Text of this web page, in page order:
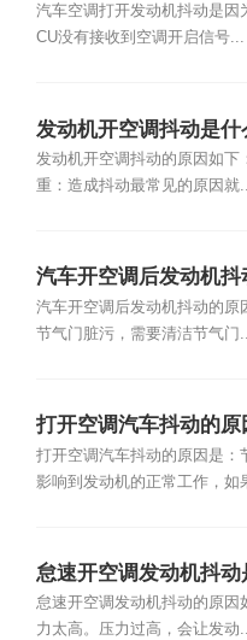
么？
汽车空调打开发动机抖动是因
CU没有接收到空调开启信号...
发动机开空调抖动是什
发动机开空调抖动的原因如下
重：造成抖动最常见的原因就
汽车开空调后发动机抖
因？
汽车开空调后发动机抖动的原
节气门脏污，需要清洁节气门...
打开空调汽车抖动的原
打开空调汽车抖动的原因是：
影响到发动机的正常工作，如
怠速开空调发动机抖动
怠速开空调发动机抖动的原因
力太高。压力过高，会让发动